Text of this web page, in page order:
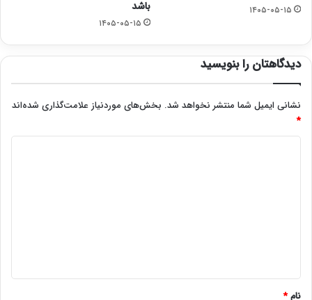
۱۴۰۵-۰۵-۱۵
باشد
۱۴۰۵-۰۵-۱۵
دیدگاهتان را بنویسید
نشانی ایمیل شما منتشر نخواهد شد. بخش‌های موردنیاز علامت‌گذاری شده‌اند
*
نام*